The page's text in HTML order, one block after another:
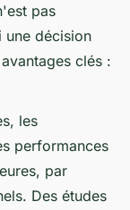
pas
une décision
clés :
les
performances
par
Des études